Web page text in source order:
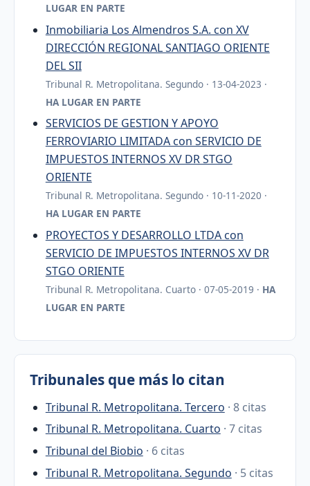
LUGAR EN PARTE
Inmobiliaria Los Almendros S.A. con XV
DIRECCIÓN REGIONAL SANTIAGO ORIENTE
DEL SII
Tribunal R. Metropolitana. Segundo · 13-04-2023 ·
HA LUGAR EN PARTE
SERVICIOS DE GESTION Y APOYO
FERROVIARIO LIMITADA con SERVICIO DE
IMPUESTOS INTERNOS XV DR STGO
ORIENTE
Tribunal R. Metropolitana. Segundo · 10-11-2020 ·
HA LUGAR EN PARTE
PROYECTOS Y DESARROLLO LTDA con
SERVICIO DE IMPUESTOS INTERNOS XV DR
STGO ORIENTE
Tribunal R. Metropolitana. Cuarto · 07-05-2019 · HA
LUGAR EN PARTE
Tribunales que más lo citan
Tribunal R. Metropolitana. Tercero · 8 citas
Tribunal R. Metropolitana. Cuarto · 7 citas
Tribunal del Biobio · 6 citas
Tribunal R. Metropolitana. Segundo · 5 citas